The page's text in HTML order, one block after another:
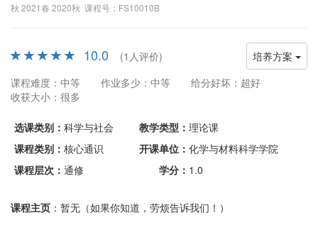
秋 2021春 2020秋 课程号：FS10010B
培养方案
10.0
(1人评价)
课程难度：中等
作业多少：中等
给分好坏：超好
收获大小：很多
选课类别： 科学与社会 教学类型： 理论课
课程类别： 核心通识 开课单位： 化学与材料科学学院
课程层次： 通修 学分： 1.0
课程主页 ：暂无（如果你知道，劳烦告诉我们！）